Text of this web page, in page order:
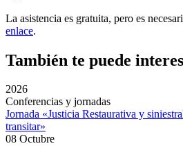
La asistencia es gratuita, pero es
enlace.
También te puede
2026
Conferencias y jornadas
Jornada «Justicia Restaurativa y
transitar»
08 Octubre